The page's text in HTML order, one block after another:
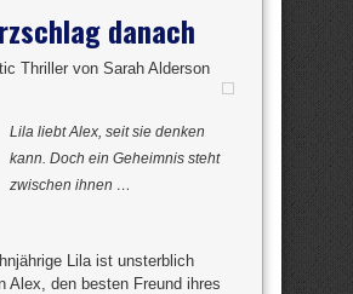
danach
Thriller von Sarah Alderson
Lila liebt Alex, seit sie denken
kann. Doch ein Geheimnis steht
zwischen ihnen …
Lila ist unsterblich
Alex, den besten Freund ihres